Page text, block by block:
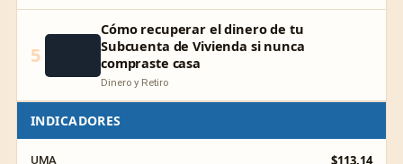
5
Cómo recuperar el dinero de tu
Subcuenta de Vivienda si nunca
compraste casa
Dinero y Retiro
INDICADORES
UMA $113.14